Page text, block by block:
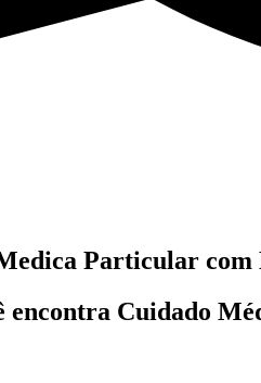
Particular com
encontra Cuidado